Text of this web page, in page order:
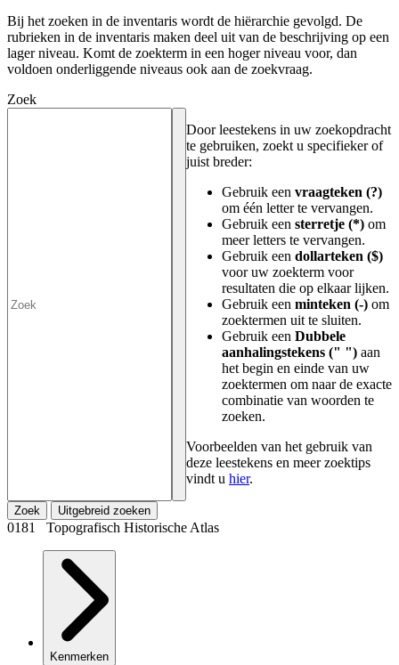
Bij het zoeken in de inventaris wordt de hiërarchie gevolgd. De
rubrieken in de inventaris maken deel uit van de beschrijving op een
lager niveau. Komt de zoekterm in een hoger niveau voor, dan
voldoen onderliggende niveaus ook aan de zoekvraag.
Zoek
Door leestekens in uw zoekopdracht
te gebruiken, zoekt u specifieker of
juist breder:
Gebruik een vraagteken (?)
om één letter te vervangen.
Gebruik een sterretje (*) om
meer letters te vervangen.
Gebruik een dollarteken ($)
voor uw zoekterm voor
resultaten die op elkaar lijken.
Gebruik een minteken (-) om
zoektermen uit te sluiten.
Gebruik een Dubbele
aanhalingstekens (" ") aan
het begin en einde van uw
zoektermen om naar de exacte
combinatie van woorden te
zoeken.
Voorbeelden van het gebruik van
deze leestekens en meer zoektips
vindt u hier.
Zoek Uitgebreid zoeken
0181 Topografisch Historische Atlas
Kenmerken